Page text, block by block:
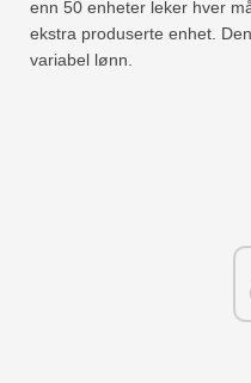
enn 50 enheter leker hver
ekstra produserte enhet.
variabel lønn.